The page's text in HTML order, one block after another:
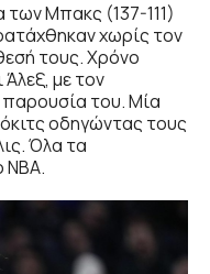
των Μπακς (137-111)
χωρίς τον
τους. Χρόνο
με τον
παρουσία του. Μία
οδηγώντας τους
Όλα τα
ΝΒΑ.